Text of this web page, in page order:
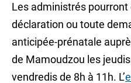
Les administrés
déclaration ou toute
anticipée-prénatale
de Mamoudzou les
vendredis de 8h à 11h. L’